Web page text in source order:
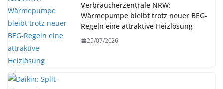
Verbraucherzentrale NRW:
Wärmepumpe bleibt trotz neuer BEG-
Regeln eine attraktive Heizlösung
25/07/2026